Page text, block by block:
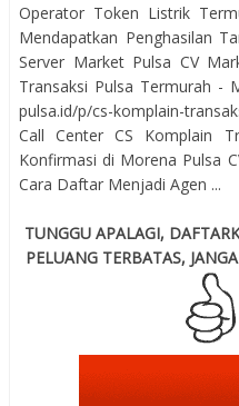
Operator Token Listrik
Mendapatkan Penghasilan
Server Market Pulsa CV
Transaksi Pulsa Termurah -
pulsa.id/p/cs-komplain-
Call Center CS Komplain
Konfirmasi di Morena Pulsa
Cara Daftar Menjadi Agen ...
TUNGGU APALAGI,
PELUANG TERBATAS,